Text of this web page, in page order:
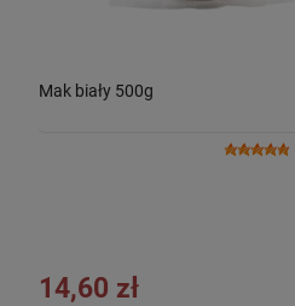
Mak biały 500g
14,60 zł